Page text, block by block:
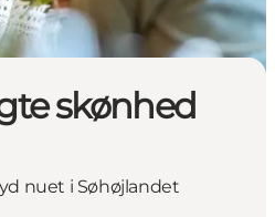
skønhed
nuet i Søhøjlandet